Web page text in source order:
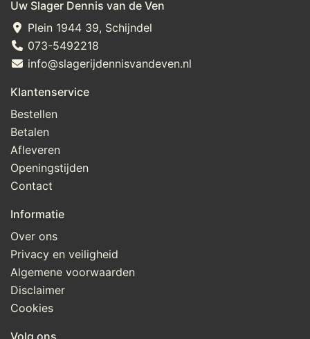
Uw Slager Dennis van de Ven
Plein 1944 39, Schijndel
073-5492218
info@slagerijdennisvandeven.nl
Klantenservice
Bestellen
Betalen
Afleveren
Openingstijden
Contact
Informatie
Over ons
Privacy en veiligheid
Algemene voorwaarden
Disclaimer
Cookies
Volg ons